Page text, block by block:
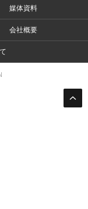
媒体資料
会社概要